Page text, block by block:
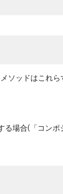
ソッドはこれ
場合(「コンポ